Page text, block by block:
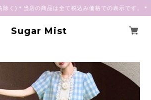
く)＊当店の商品は全て税込み価格での表示です。＊
Sugar Mist